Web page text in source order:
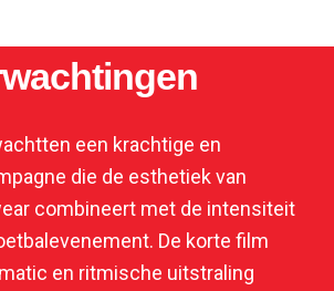
een krachtige en
die de esthetiek van
combineert met de intensiteit
De korte film
en ritmische uitstraling